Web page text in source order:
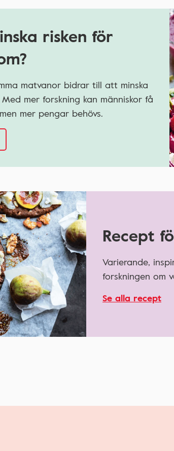
risken för
matvanor bidrar till att minska
mer forskning kan människor få
mer pengar behövs.
Recept
Varierande,
forskningen om
Se alla recept